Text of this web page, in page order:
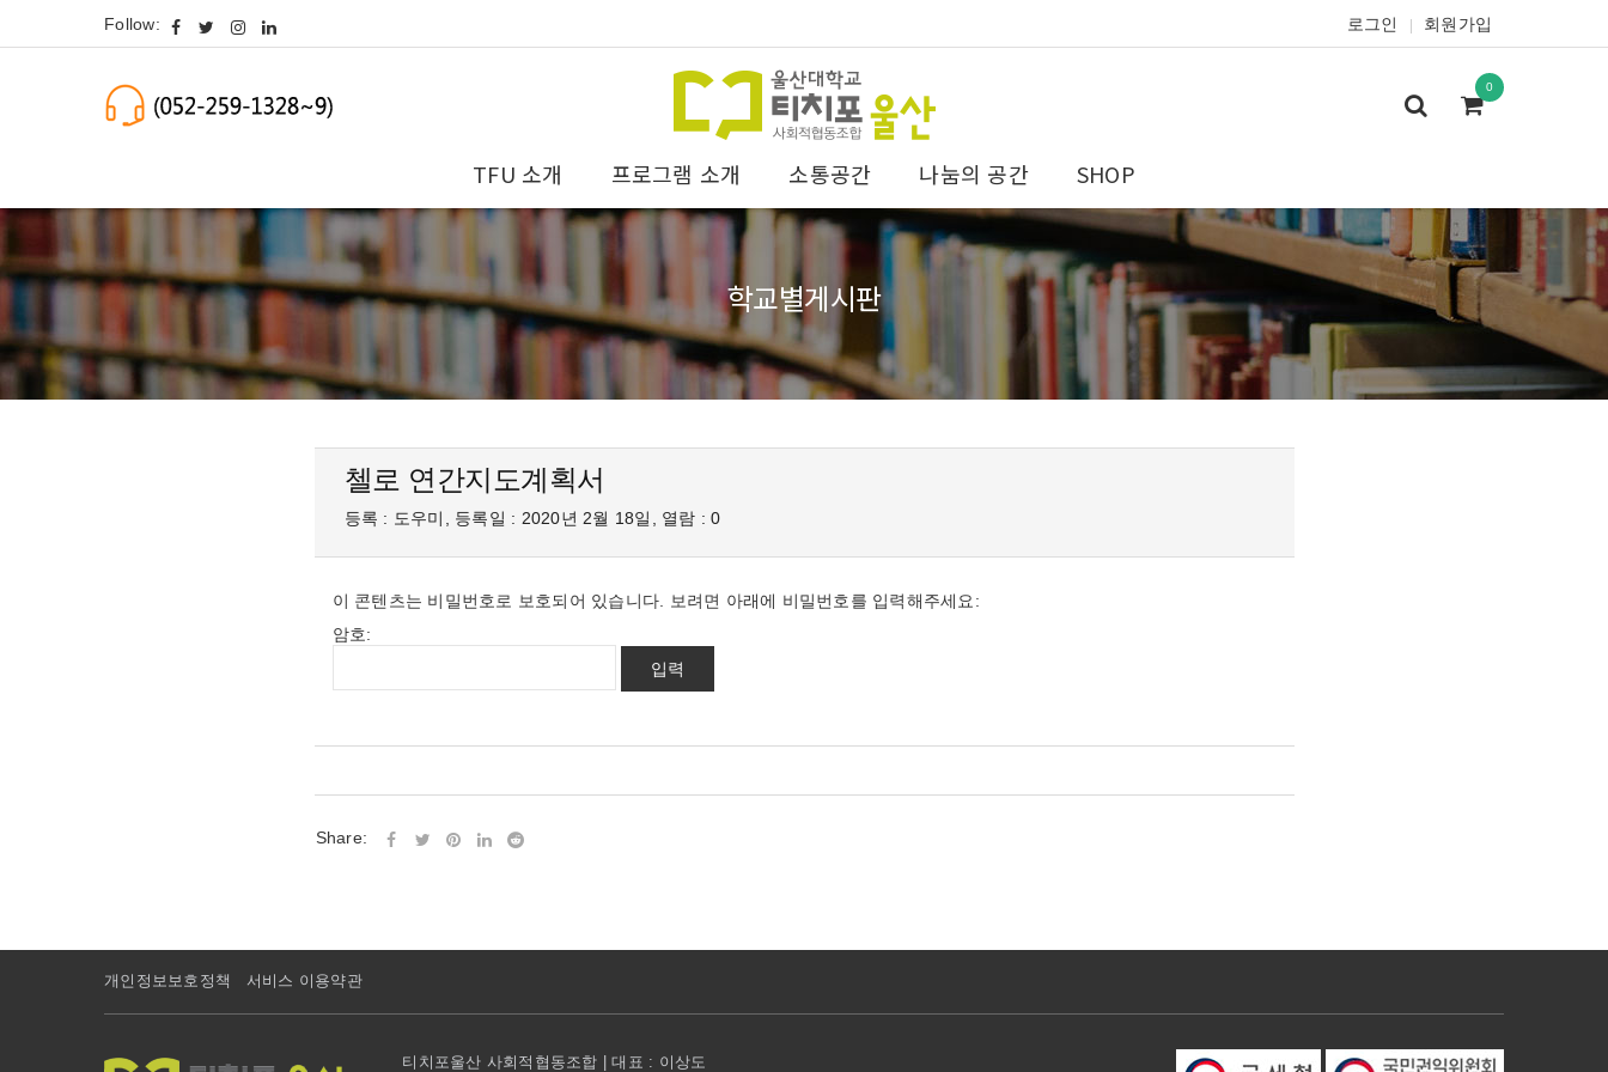
Follow: 로그인 회원가입
0
TFU 소개 프로그램 소개 소통공간 나눔의 공간 SHOP
학교별게시판
첼로 연간지도계획서
등록 : 도우미, 등록일 : 2020년 2월 18일, 열람 : 0
이 콘텐츠는 비밀번호로 보호되어 있습니다. 보려면 아래에 비밀번호를 입력해주세요:
암호:
Share:
개인정보보호정책 서비스 이용약관
티치포울산 사회적협동조합 | 대표 : 이상도